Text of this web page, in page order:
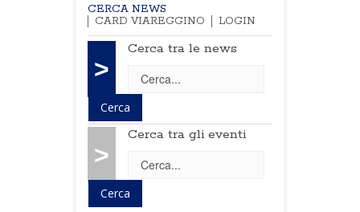
CERCA NEWS
CARD VIAREGGINO
LOGIN
>
Cerca tra le news
>
Cerca tra gli eventi